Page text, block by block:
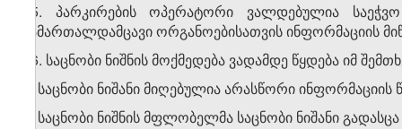
15. პარკირების ოპერატორი ვალდებულია
სამართალდამცავი ორგანოებისათვის ინფორმაციის
16. საცნობი ნიშნის მოქმედება ვადამდე წყდება იმ
ა) საცნობი ნიშანი მიღებულია არასწორი
ბ) საცნობი ნიშნის მფლობელმა საცნობი ნიშანი გადასცა